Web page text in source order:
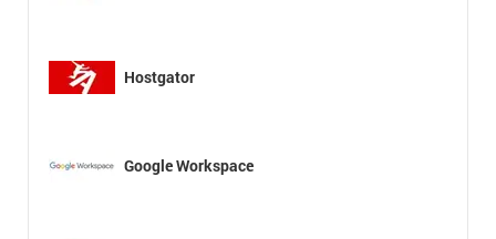
Hostgator
Google Workspace